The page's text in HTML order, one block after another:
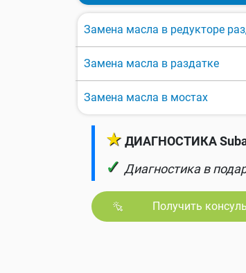
Замена масла в редукторе
Замена масла в раздатке
Замена масла в мостах
★ ДИАГНОСТИКА
✓ Диагностика в
Получить